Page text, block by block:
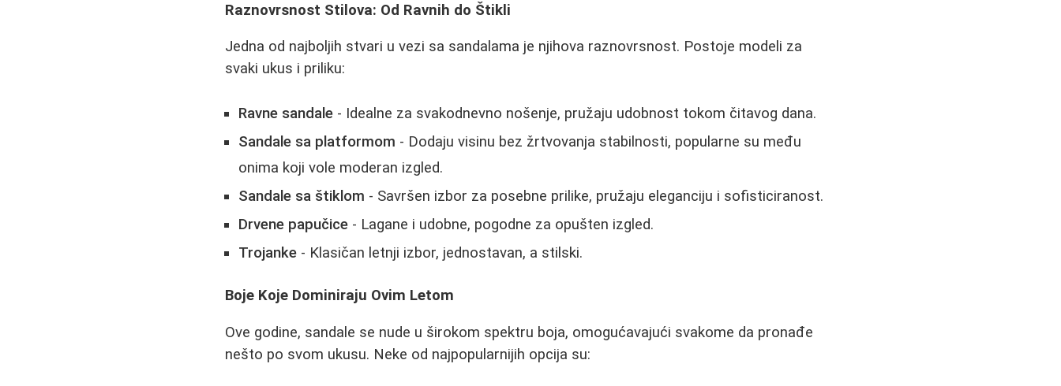
Raznovrsnost Stilova: Od Ravnih do Štikli
Jedna od najboljih stvari u vezi sa sandalama je njihova raznovrsnost. Postoje modeli za
svaki ukus i priliku:
Ravne sandale - Idealne za svakodnevno nošenje, pružaju udobnost tokom čitavog dana.
Sandale sa platformom - Dodaju visinu bez žrtvovanja stabilnosti, popularne su među
onima koji vole moderan izgled.
Sandale sa štiklom - Savršen izbor za posebne prilike, pružaju eleganciju i sofisticiranost.
Drvene papučice - Lagane i udobne, pogodne za opušten izgled.
Trojanke - Klasičan letnji izbor, jednostavan, a stilski.
Boje Koje Dominiraju Ovim Letom
Ove godine, sandale se nude u širokom spektru boja, omogućavajući svakome da pronađe
nešto po svom ukusu. Neke od najpopularnijih opcija su: